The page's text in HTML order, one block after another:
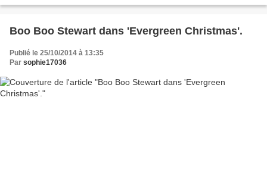
Boo Boo Stewart dans 'Evergreen Christmas'.
Publié le 25/10/2014 à 13:35
Par sophie17036